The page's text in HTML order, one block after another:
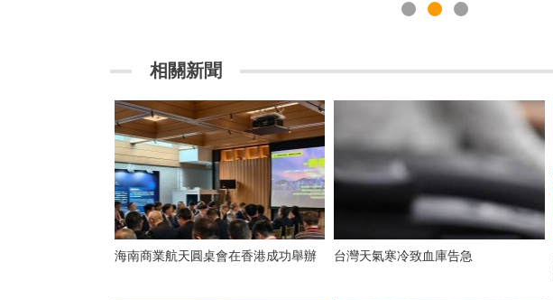
相關新聞
海南商業航天圓桌會在香港成功舉辦 台灣天氣寒冷致血庫告急